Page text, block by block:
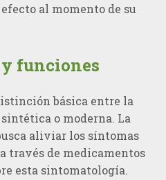
al momento de su
funciones
básica entre la
o moderna. La
aliviar los síntomas
través de medicamentos
esta sintomatología.